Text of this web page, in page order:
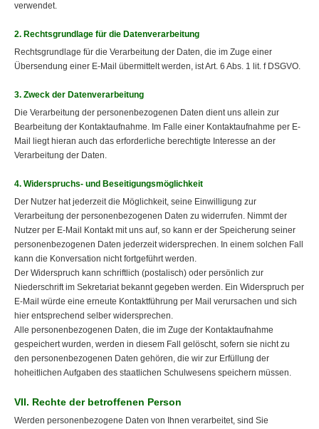
verwendet.
2. Rechtsgrundlage für die Datenverarbeitung
Rechtsgrundlage für die Verarbeitung der Daten, die im Zuge einer
Übersendung einer E-Mail übermittelt werden, ist Art. 6 Abs. 1 lit. f DSGVO.
3. Zweck der Datenverarbeitung
Die Verarbeitung der personenbezogenen Daten dient uns allein zur
Bearbeitung der Kontaktaufnahme. Im Falle einer Kontaktaufnahme per E-
Mail liegt hieran auch das erforderliche berechtigte Interesse an der
Verarbeitung der Daten.
4. Widerspruchs- und Beseitigungsmöglichkeit
Der Nutzer hat jederzeit die Möglichkeit, seine Einwilligung zur
Verarbeitung der personenbezogenen Daten zu widerrufen. Nimmt der
Nutzer per E-Mail Kontakt mit uns auf, so kann er der Speicherung seiner
personenbezogenen Daten jederzeit widersprechen. In einem solchen Fall
kann die Konversation nicht fortgeführt werden.
Der Widerspruch kann schriftlich (postalisch) oder persönlich zur
Niederschrift im Sekretariat bekannt gegeben werden. Ein Widerspruch per
E-Mail würde eine erneute Kontaktführung per Mail verursachen und sich
hier entsprechend selber widersprechen.
Alle personenbezogenen Daten, die im Zuge der Kontaktaufnahme
gespeichert wurden, werden in diesem Fall gelöscht, sofern sie nicht zu
den personenbezogenen Daten gehören, die wir zur Erfüllung der
hoheitlichen Aufgaben des staatlichen Schulwesens speichern müssen.
VII. Rechte der betroffenen Person
Werden personenbezogene Daten von Ihnen verarbeitet, sind Sie